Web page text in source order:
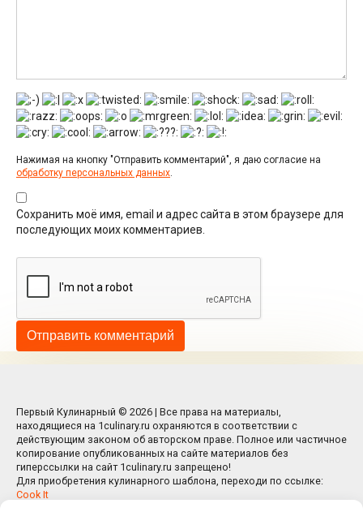
Нажимая на кнопку "Отправить комментарий", я даю согласие на
обработку персональных данных.
Сохранить моё имя, email и адрес сайта в этом браузере для
последующих моих комментариев.
Первый Кулинарный © 2026 | Все права на материалы,
находящиеся на 1culinary.ru охраняются в соответствии с
действующим законом об авторском праве. Полное или частичное
копирование опубликованных на сайте материалов без
гиперссылки на сайт 1culinary.ru запрещено!
Для приобретения кулинарного шаблона, переходи по ссылке:
Cook It